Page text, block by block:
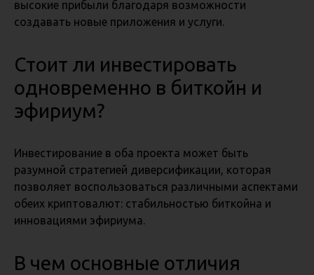
высокие прибыли благодаря возможности
создавать новые приложения и услуги.
Стоит ли инвестировать
одновременно в биткойн и
эфириум?
Инвестирование в оба проекта может быть
разумной стратегией диверсификации, которая
позволяет воспользоваться различными аспектами
обеих криптовалют: стабильностью биткойна и
инновациями эфириума.
В чем основные отличия